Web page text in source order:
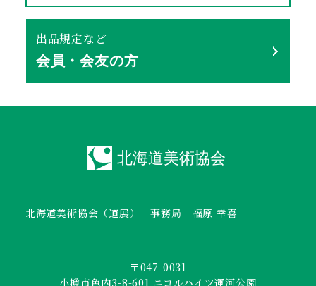
出品規定など
会員・会友の方
北海道美術協会（道展） 事務局 福原 幸喜
〒047-0031
小樽市色内3-8-601 ニコルハイツ運河公園